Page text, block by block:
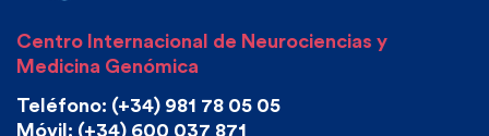
Centro Internacional de Neurociencias y
Medicina Genómica
Teléfono: (+34) 981 78 05 05
Móvil: (+34) 600 037 871